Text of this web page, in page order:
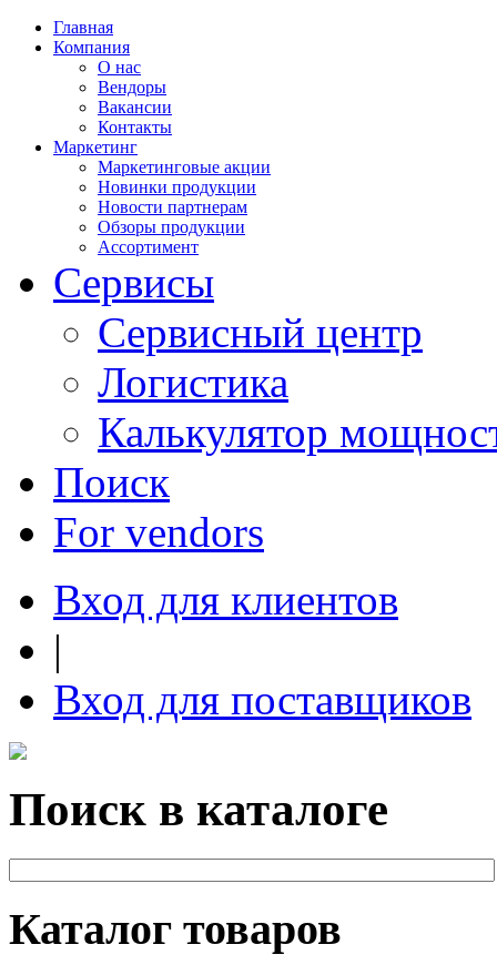
Главная
Компания
О нас
Вендоры
Вакансии
Контакты
Маркетинг
Маркетинговые акции
Новинки продукции
Новости партнерам
Обзоры продукции
Ассортимент
Сервисы
Сервисный центр
Логистика
Калькулятор
Поиск
For vendors
Вход для клиентов
|
Вход для поставщиков
Поиск в каталоге
Каталог товаров